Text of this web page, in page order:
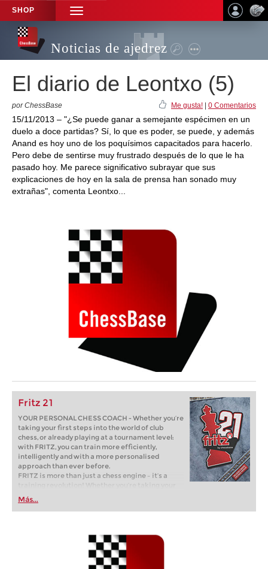
SHOP
TOGGLE
NAVIGATION
Noticias de ajedrez
El diario de Leontxo (5)
por ChessBase Me gusta! 0 Comentarios
15/11/2013 – "¿Se puede ganar a semejante espécimen en un
duelo a doce partidas? Sí, lo que es poder, se puede, y además
Anand es hoy uno de los poquísimos capacitados para hacerlo.
Pero debe de sentirse muy frustrado después de lo que le ha
pasado hoy. Me parece significativo subrayar que sus
explicaciones de hoy en la sala de prensa han sonado muy
extrañas", comenta Leontxo...
Fritz 21
YOUR PERSONAL CHESS COACH - Whether you’re
taking your first steps into the world of club
chess, or already playing at a tournament level:
with FRITZ, you can train more efficiently,
intelligently and with a more personalised
approach than ever before.
FRITZ is more than just a chess engine – it’s a
training revolution! Whether you’re taking your
first steps into the world of club chess, or already
playing at a tournament level: with FRITZ, you can
train more efficiently, intelligently and with a
Más...